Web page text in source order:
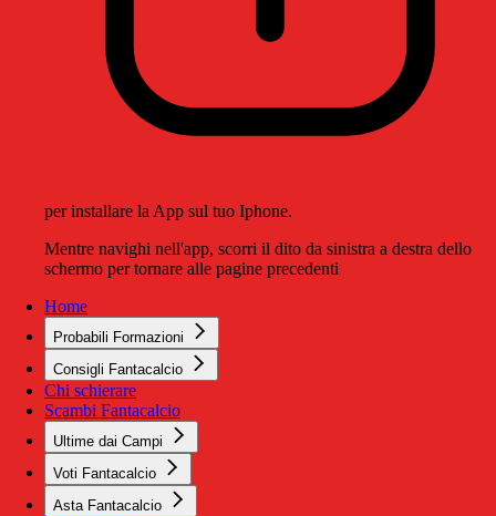
per installare la App sul tuo Iphone.
Mentre navighi nell'app, scorri il dito da sinistra a destra dello
schermo per tornare alle pagine precedenti
Home
Probabili Formazioni
Consigli Fantacalcio
Chi schierare
Scambi Fantacalcio
Ultime dai Campi
Voti Fantacalcio
Asta Fantacalcio